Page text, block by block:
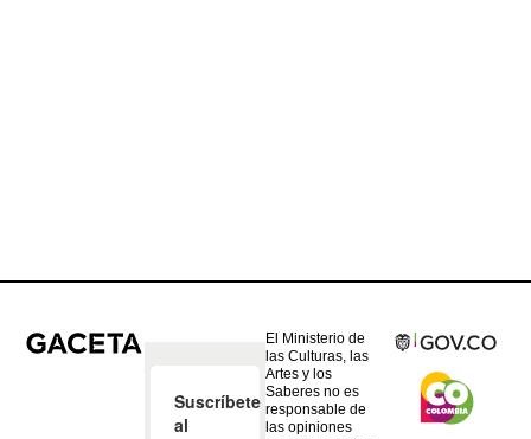
El Ministerio de
las Culturas, las
Artes y los
Saberes no es
responsable de
las opiniones